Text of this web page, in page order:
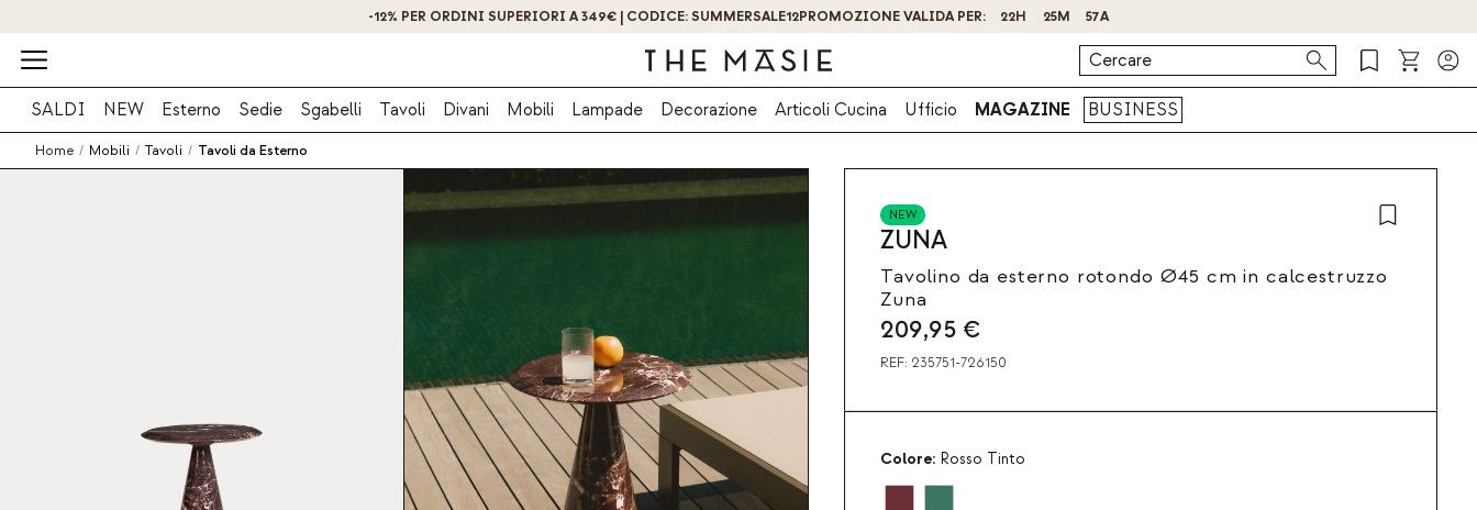
OTTIENI IL -10% DI SCONTO ISCRIVENDOTI ORA!
SALDI NEW Esterno Sedie Sgabelli Tavoli Divani Mobili Lampade Decorazione Articoli Cucina Ufficio MAGAZINE BUSINESS
Home / Mobili / Tavoli / Tavoli da Esterno
NEW
ZUNA
Tavolino da esterno rotondo Ø45 cm in calcestruzzo
Zuna
209,95 €
REF: 235751-726150
Colore: Rosso Tinto